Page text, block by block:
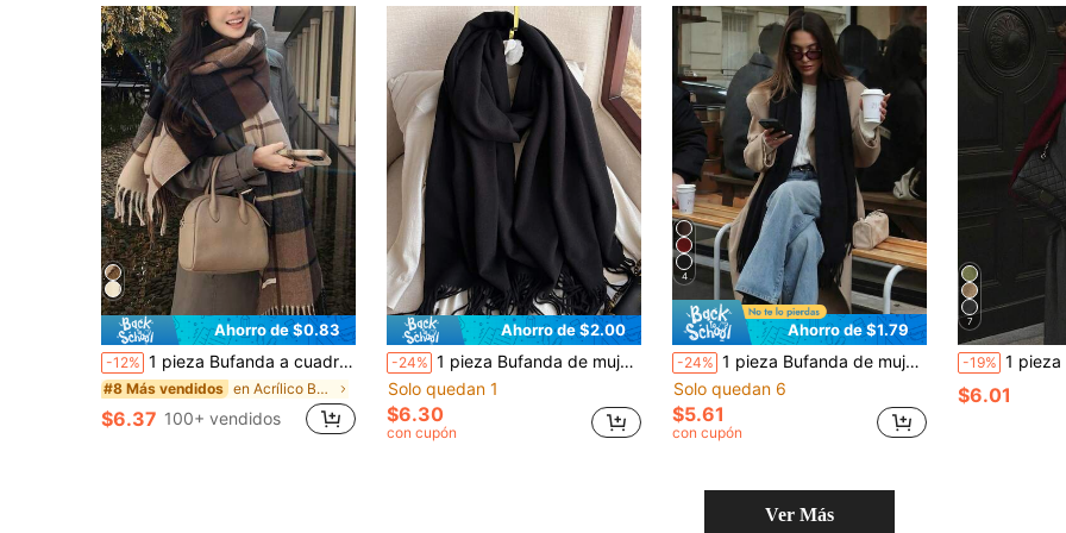
Ahorro de $0.83
-12% 1 pieza Bufanda a cuadros de moda coreana para mujer, bufanda de flecos de moda cálida de otoño e invierno, bufanda larga y gruesa para pareja, para vestir
#8 Más vendidos en Acrílico Bufandas y accesorios de bufanda para
$6.37 100+ vendidos
Ahorro de $2.00
-24% 1 pieza Bufanda de mujer de unicolor con tacto de cachemira, con flecos, suave, para primavera, playa, vacaciones, esencial de viaje, vacaciones
Solo quedan 1
$6.30
con cupón
4
Ahorro de $1.79
-24% 1 pieza Bufanda de mujer de color negro liso estilo regular de cachemira sintética, estilo universitario de otoño/invierno, chal pashmina, adecuado para la transición estacional, uso diario, a prueba de viento y cálido, regalo de Año Nuevo
Solo quedan 6
$5.61
con cupón
7
-19% 1 pieza Bufanda de lana de unicolor
$6.01
Ver Más